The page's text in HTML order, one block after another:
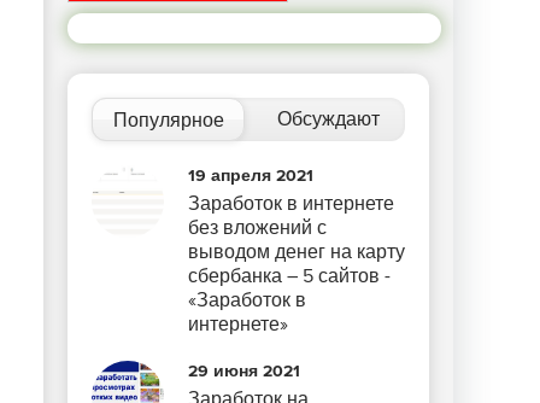
Популярное Обсуждают
19 апреля 2021
Заработок в интернете
без вложений с
выводом денег на карту
сбербанка – 5 сайтов -
«Заработок в
интернете»
29 июня 2021